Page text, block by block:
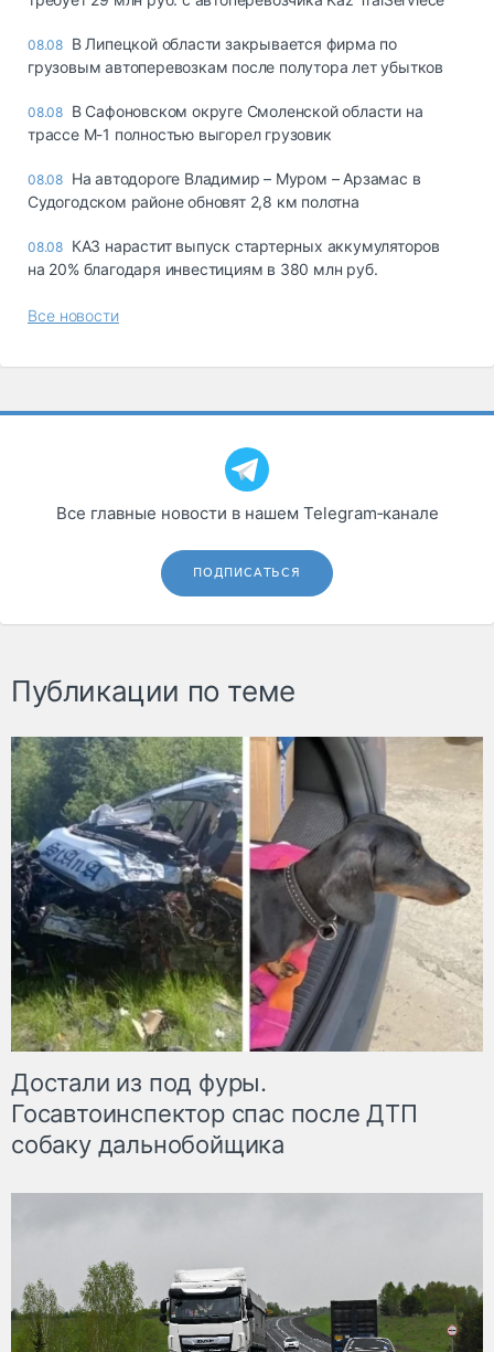
08.08 В Липецкой области закрывается фирма по
грузовым автоперевозкам после полутора лет убытков
08.08 В Сафоновском округе Смоленской области на
трассе М-1 полностью выгорел грузовик
08.08 На автодороге Владимир – Муром – Арзамас в
Судогодском районе обновят 2,8 км полотна
08.08 КАЗ нарастит выпуск стартерных аккумуляторов
на 20% благодаря инвестициям в 380 млн руб.
Все новости
Все главные новости в нашем Telegram‑канале
ПОДПИСАТЬСЯ
Публикации по теме
Достали из под фуры.
Госавтоинспектор спас после ДТП
собаку дальнобойщика